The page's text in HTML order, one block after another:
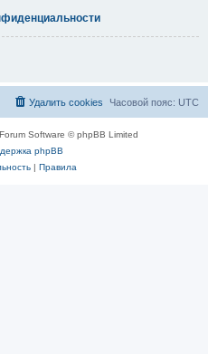
Часовой пояс: UTC
Удалить cookies
Software © phpBB Limited
phpBB
| Правила